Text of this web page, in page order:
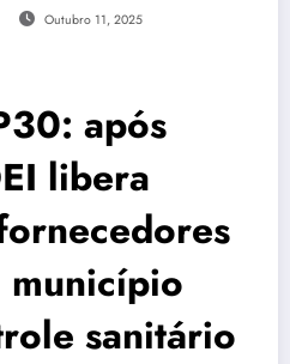
Outubro 11, 2025
após
libera
sanitário